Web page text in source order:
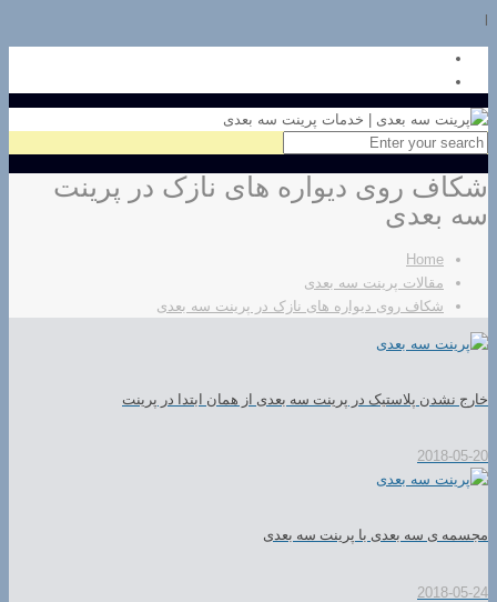
شکاف روی دیواره های نازک در پرینت
سه بعدی
Home
مقالات پرینت سه بعدی
شکاف روی دیواره های نازک در پرینت سه بعدی
خارج نشدن پلاستیک در پرینت سه بعدی از همان ابتدا در پرینت
2018-05-20
مجسمه ی سه بعدی با پرینت سه بعدی
2018-05-24